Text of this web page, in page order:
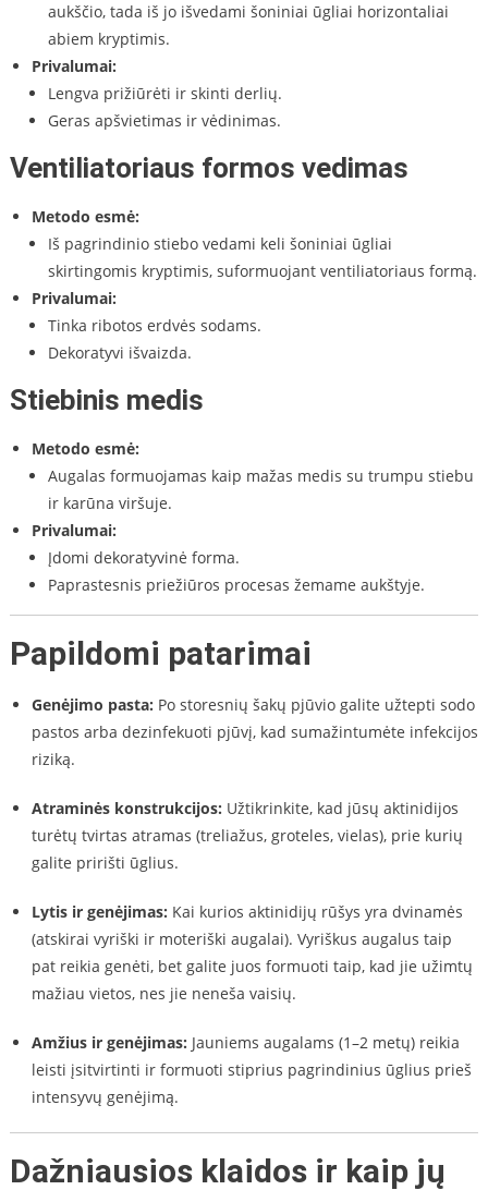
aukščio, tada iš jo išvedami šoniniai ūgliai horizontaliai
abiem kryptimis.
Privalumai:
Lengva prižiūrėti ir skinti derlių.
Geras apšvietimas ir vėdinimas.
Ventiliatoriaus formos vedimas
Metodo esmė:
Iš pagrindinio stiebo vedami keli šoniniai ūgliai
skirtingomis kryptimis, suformuojant ventiliatoriaus formą.
Privalumai:
Tinka ribotos erdvės sodams.
Dekoratyvi išvaizda.
Stiebinis medis
Metodo esmė:
Augalas formuojamas kaip mažas medis su trumpu stiebu
ir karūna viršuje.
Privalumai:
Įdomi dekoratyvinė forma.
Paprastesnis priežiūros procesas žemame aukštyje.
Papildomi patarimai
Genėjimo pasta: Po storesnių šakų pjūvio galite užtepti sodo
pastos arba dezinfekuoti pjūvį, kad sumažintumėte infekcijos
riziką.
Atraminės konstrukcijos: Užtikrinkite, kad jūsų aktinidijos
turėtų tvirtas atramas (treliažus, groteles, vielas), prie kurių
galite pririšti ūglius.
Lytis ir genėjimas: Kai kurios aktinidijų rūšys yra dvinamės
(atskirai vyriški ir moteriški augalai). Vyriškus augalus taip
pat reikia genėti, bet galite juos formuoti taip, kad jie užimtų
mažiau vietos, nes jie neneša vaisių.
Amžius ir genėjimas: Jauniems augalams (1–2 metų) reikia
leisti įsitvirtinti ir formuoti stiprius pagrindinius ūglius prieš
intensyvų genėjimą.
Dažniausios klaidos ir kaip jų